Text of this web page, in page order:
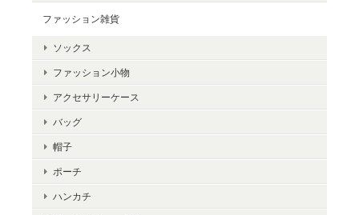
ファッション雑貨
ソックス
ファッション小物
アクセサリーケース
バッグ
帽子
ポーチ
ハンカチ